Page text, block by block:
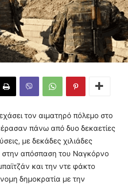
τον αιματηρό πόλεμο στο
πάνω από δυο δεκαετίες
με δεκάδες χιλιάδες
απόσπαση του Ναγκόρνο
και την ντε φάκτο
δημοκρατία με την